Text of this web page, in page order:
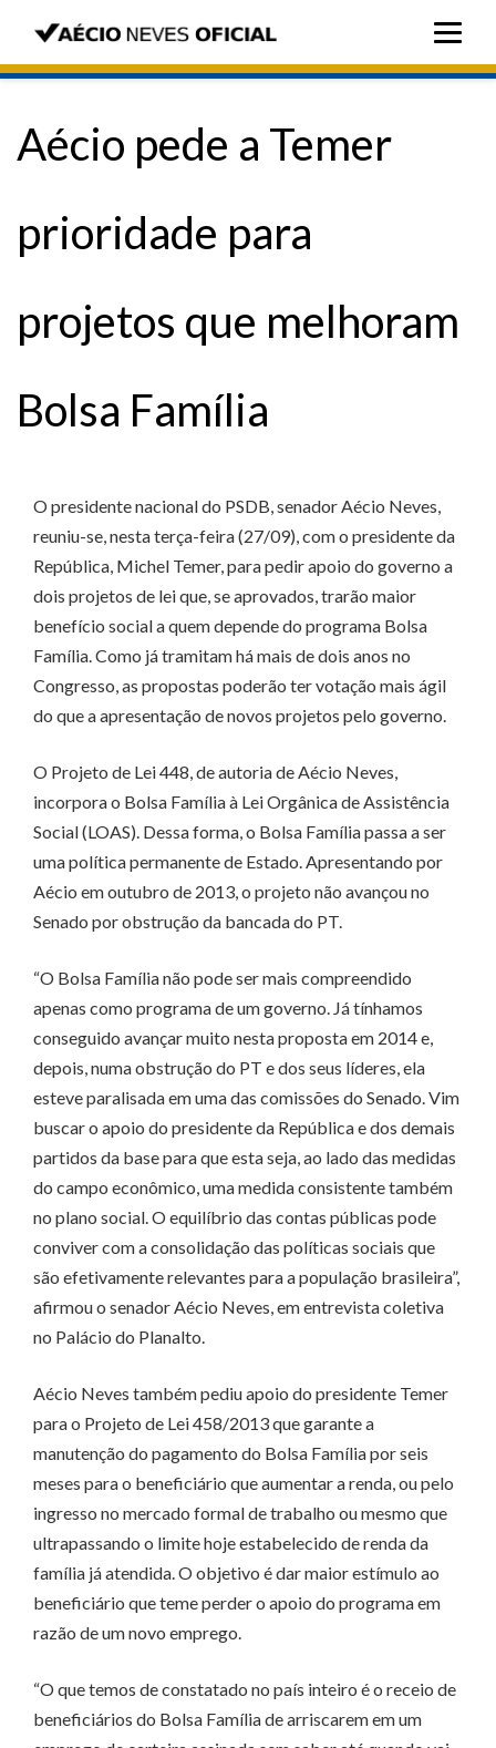
Aécio pede a Temer
prioridade para
projetos que melhoram
Bolsa Família
O presidente nacional do PSDB, senador Aécio Neves,
reuniu-se, nesta terça-feira (27/09), com o presidente da
República, Michel Temer, para pedir apoio do governo a
dois projetos de lei que, se aprovados, trarão maior
benefício social a quem depende do programa Bolsa
Família. Como já tramitam há mais de dois anos no
Congresso, as propostas poderão ter votação mais ágil
do que a apresentação de novos projetos pelo governo.
O Projeto de Lei 448, de autoria de Aécio Neves,
incorpora o Bolsa Família à Lei Orgânica de Assistência
Social (LOAS). Dessa forma, o Bolsa Família passa a ser
uma política permanente de Estado. Apresentando por
Aécio em outubro de 2013, o projeto não avançou no
Senado por obstrução da bancada do PT.
“O Bolsa Família não pode ser mais compreendido
apenas como programa de um governo. Já tínhamos
conseguido avançar muito nesta proposta em 2014 e,
depois, numa obstrução do PT e dos seus líderes, ela
esteve paralisada em uma das comissões do Senado. Vim
buscar o apoio do presidente da República e dos demais
partidos da base para que esta seja, ao lado das medidas
do campo econômico, uma medida consistente também
no plano social. O equilíbrio das contas públicas pode
conviver com a consolidação das políticas sociais que
são efetivamente relevantes para a população brasileira”,
afirmou o senador Aécio Neves, em entrevista coletiva
no Palácio do Planalto.
Aécio Neves também pediu apoio do presidente Temer
para o Projeto de Lei 458/2013 que garante a
manutenção do pagamento do Bolsa Família por seis
meses para o beneficiário que aumentar a renda, ou pelo
ingresso no mercado formal de trabalho ou mesmo que
ultrapassando o limite hoje estabelecido de renda da
família já atendida. O objetivo é dar maior estímulo ao
beneficiário que teme perder o apoio do programa em
razão de um novo emprego.
“O que temos de constatado no país inteiro é o receio de
beneficiários do Bolsa Família de arriscarem em um